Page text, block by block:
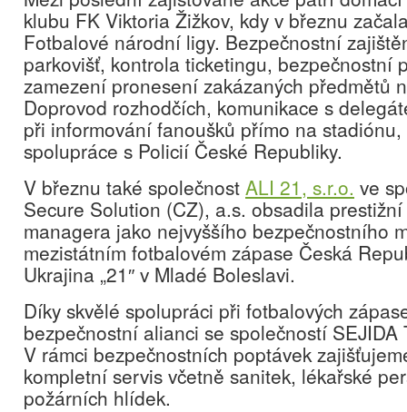
klubu FK Viktoria Žižkov, kdy v březnu
Fotbalové národní ligy. Bezpečnostní
parkovišť, kontrola ticketingu, bezpečnostní
zamezení pronesení zakázaných předmětů
Doprovod rozhodčích, komunikace s
při informování fanoušků přímo na
spolupráce s Policií České Republiky.
V březnu také společnost ALI 21, s.r.o. ve
Secure Solution (CZ), a.s. obsadila
managera jako nejvyššího bezpečnostního
mezistátním fotbalovém zápase Česká
Ukrajina „21″ v Mladé Boleslavi.
Díky skvělé spolupráci při fotbalových
bezpečnostní alianci se společností SEJIDA
V rámci bezpečnostních poptávek
kompletní servis včetně sanitek, lékařské
požárních hlídek.